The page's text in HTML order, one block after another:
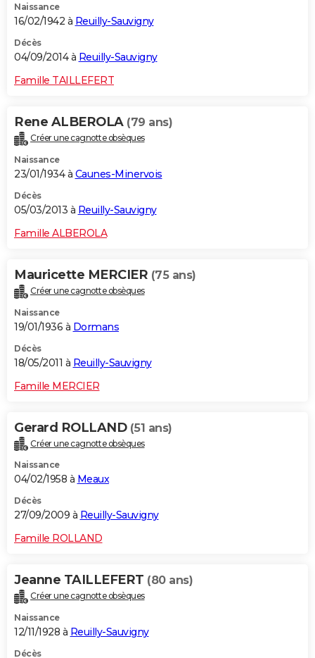
Naissance
16/02/1942 à Reuilly-Sauvigny
Décès
04/09/2014 à Reuilly-Sauvigny
Famille TAILLEFERT
Rene ALBEROLA (79 ans)
Créer une cagnotte obsèques
Naissance
23/01/1934 à Caunes-Minervois
Décès
05/03/2013 à Reuilly-Sauvigny
Famille ALBEROLA
Mauricette MERCIER (75 ans)
Créer une cagnotte obsèques
Naissance
19/01/1936 à Dormans
Décès
18/05/2011 à Reuilly-Sauvigny
Famille MERCIER
Gerard ROLLAND (51 ans)
Créer une cagnotte obsèques
Naissance
04/02/1958 à Meaux
Décès
27/09/2009 à Reuilly-Sauvigny
Famille ROLLAND
Jeanne TAILLEFERT (80 ans)
Créer une cagnotte obsèques
Naissance
12/11/1928 à Reuilly-Sauvigny
Décès